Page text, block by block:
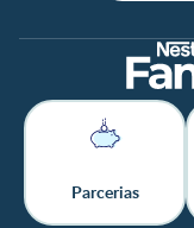
Parcerias